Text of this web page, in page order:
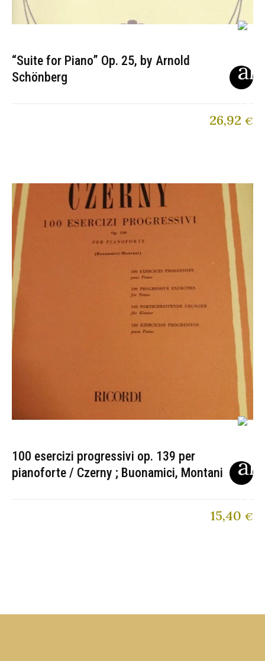
“Suite for Piano” Op. 25, by Arnold
Schönberg
26,92 €
100 esercizi progressivi op. 139 per
pianoforte / Czerny ; Buonamici, Montani
15,40 €